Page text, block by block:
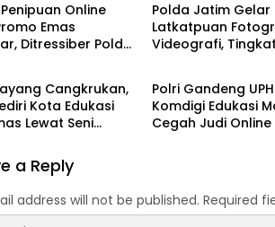
Online
Emas
Ditressiber Polda
Lapas
Polda Jatim Gelar
Latkatpuan
Videografi,
Cangkrukan,
Kota Edukasi
Lewat Seni
BERITA UTAMA
Polri Gandeng
Komdigi Edukasi
Cegah Judi Online
a Reply
address will not be published. Required